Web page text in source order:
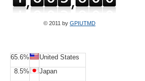
© 2011 by GPIUTMD
65.6%
United States
8.5%
Japan